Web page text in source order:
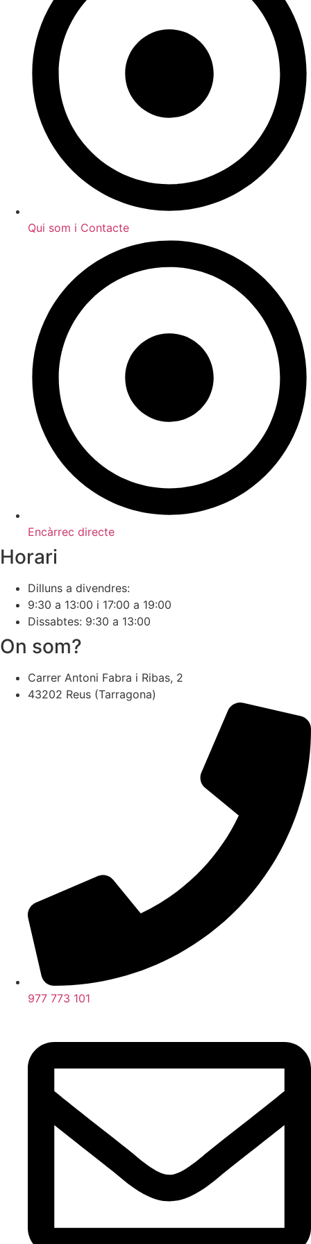
Qui som i Contacte
Encàrrec directe
Horari
Dilluns a divendres:
9:30 a 13:00 i 17:00 a 19:00
Dissabtes: 9:30 a 13:00
On som?
Carrer Antoni Fabra i Ribas, 2
43202 Reus (Tarragona)
977 773 101